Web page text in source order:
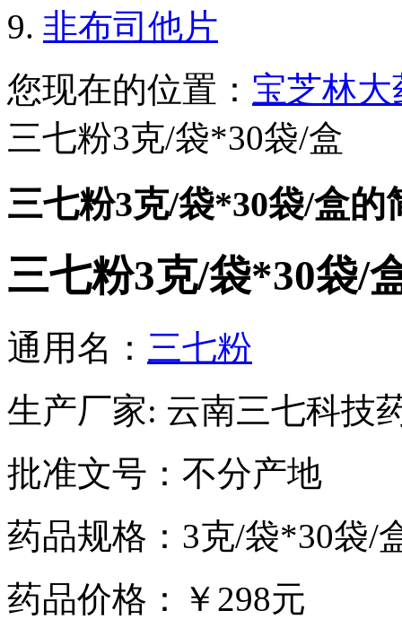
非布司他片
您现在的位置： 宝芝林大
三七粉3克/袋*30袋/盒
三七粉3克/袋*30袋/盒的
三七粉3克/袋*30袋/
通用名： 三七粉
生产厂家: 云南三七科技
批准文号：不分产地
药品规格：3克/袋*30袋/
药品价格：￥298元